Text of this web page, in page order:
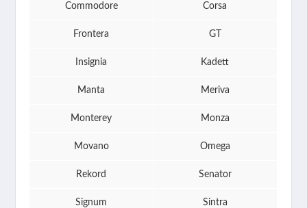
Commodore Corsa
Frontera GT
Insignia Kadett
Manta Meriva
Monterey Monza
Movano Omega
Rekord Senator
Signum Sintra